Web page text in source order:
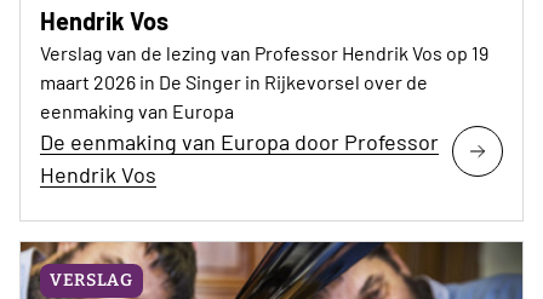
Hendrik Vos
Verslag van de lezing van Professor Hendrik Vos op 19
maart 2026 in De Singer in Rijkevorsel over de
eenmaking van Europa
De eenmaking van Europa door Professor
Hendrik Vos
VERSLAG